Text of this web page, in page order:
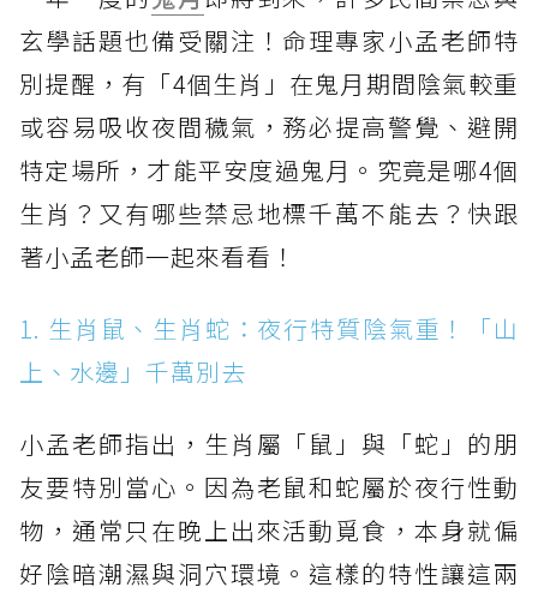
玄學話題也備受關注！命理專家小孟老師特
別提醒，有「4個生肖」在鬼月期間陰氣較重
或容易吸收夜間穢氣，務必提高警覺、避開
特定場所，才能平安度過鬼月。究竟是哪4個
生肖？又有哪些禁忌地標千萬不能去？快跟
著小孟老師一起來看看！
1. 生肖鼠、生肖蛇：夜行特質陰氣重！「山
上、水邊」千萬別去
小孟老師指出，生肖屬「鼠」與「蛇」的朋
友要特別當心。因為老鼠和蛇屬於夜行性動
物，通常只在晚上出來活動覓食，本身就偏
好陰暗潮濕與洞穴環境。這樣的特性讓這兩